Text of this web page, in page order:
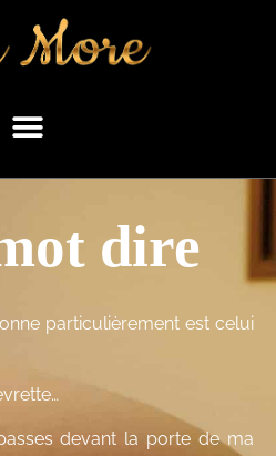
dire
particulièrement est celui
devant la porte de ma